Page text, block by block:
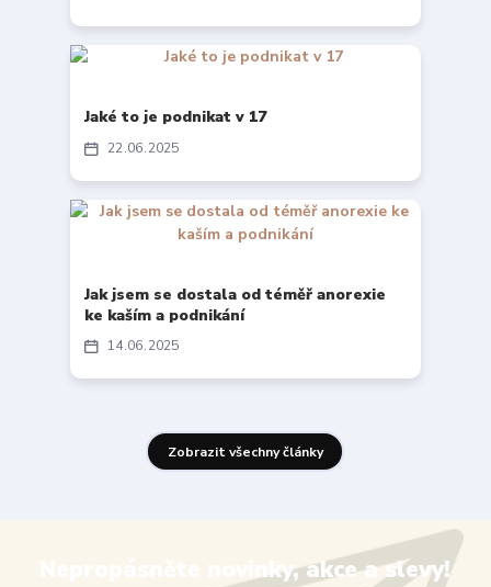
22 06 2025
Jaké to je podnikat v 17
14 06 2025
Jak jsem se dostala od téměř anorexie
ke kaším a podnikání
Zobrazit všechny články
Nepropásněte novinky, akce a slevy!